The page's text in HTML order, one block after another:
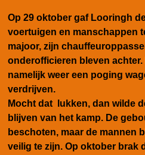
Op 29 oktober gaf Looringh
voertuigen en manschappen
majoor, zijn
onderofficieren bleven
namelijk weer een poging
verdrijven.
Mocht dat lukken, dan wilde
blijven van het kamp. De
beschoten, maar de mannen
veilig te zijn. Op oktober brak